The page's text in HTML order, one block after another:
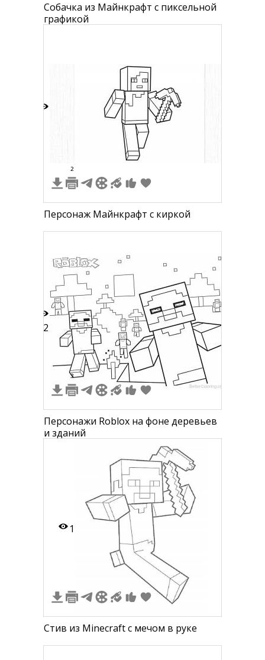
Собачка из Майнкрафт с пиксельной
графикой
2
Персонаж Майнкрафт с киркой
12
3
Персонажи Roblox на фоне деревьев
и зданий
1
Стив из Minecraft с мечом в руке